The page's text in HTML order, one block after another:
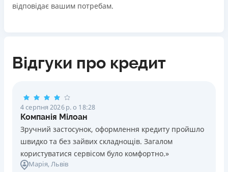
відповідає вашим потребам.
Відгуки про кредит
4 серпня 2026 р. о 18:28
Компанія Мілоан
Зручний застосунок, оформлення кредиту пройшло
швидко та без зайвих складнощів. Загалом
користуватися сервісом було комфортно.»
Марія, Львів